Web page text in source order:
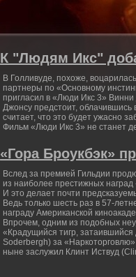
К "Людям Икс"
В Голливуде, похоже,
партнеры по «Основному
пригласил в «Люди Икс 3»
Джонсу предстоит, облачившись
считает, что это будет ужасно
Фильм «Люди Икс 3» не станет
«Гора Броукбэк»
Вслед за премией Гильдии
из наиболее престижных
И это делает почти
Ведь только шесть раз в 57-
награду Американской
Впрочем, одним из подобных
«Крадущийся тигр, затаившийся
Soderbergh) за
ныне заслужил Клинт Иствуд